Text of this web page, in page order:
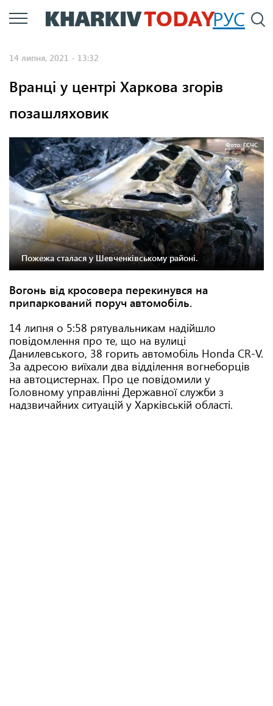
Перейти
до
РУС
14 липня, 2021 - 13:32
Вранці у центрі Харкова згорів
позашляховик
Фото: ГСЧС
Пожежа сталася у Шевченківському районі.
Вогонь від кросовера перекинувся на
припаркований поруч автомобіль.
14 липня о 5:58 рятувальникам надійшло
повідомлення про те, що на вулиці
Данилевського, 38 горить автомобіль Honda CR-V.
За адресою виїхали два відділення вогнеборців
на автоцистернах. Про це повідомили у
Головному управлінні Державної служби з
надзвичайних ситуацій у Харківській області.